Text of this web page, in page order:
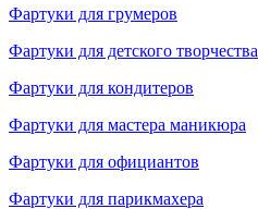
Фартуки для грумеров
Фартуки для детского творчества
Фартуки для кондитеров
Фартуки для мастера маникюра
Фартуки для официантов
Фартуки для парикмахера